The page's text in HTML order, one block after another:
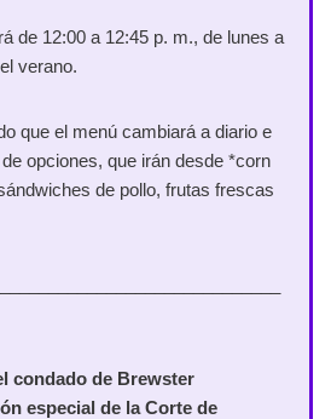
de 12:00 a 12:45 p. m., de lunes a
verano.
que el menú cambiará a diario e
opciones, que irán desde *corn
de pollo, frutas frescas
condado de Brewster
especial de la Corte de